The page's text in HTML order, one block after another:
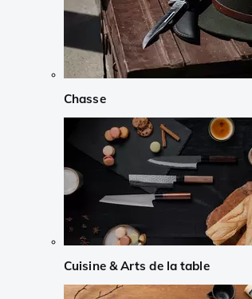
Chasse
Cuisine & Arts de la table